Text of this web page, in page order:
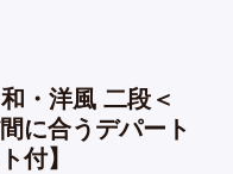
・洋風 二段＜
に合うデパート
付】